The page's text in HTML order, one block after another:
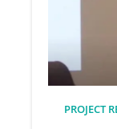
PROJECT